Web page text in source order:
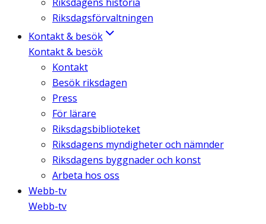
Riksdagsförvaltningen
Kontakt & besök
Kontakt & besök
Kontakt
Besök riksdagen
Press
För lärare
Riksdagsbiblioteket
Riksdagens myndigheter och nämnder
Riksdagens byggnader och konst
Arbeta hos oss
Webb-tv
Webb-tv